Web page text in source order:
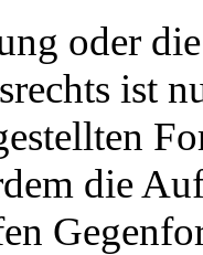
oder
ist
die